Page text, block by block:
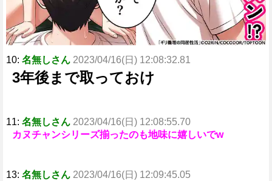
10: 名無しさん 2023/04/16(日) 12:08:32.81
3年後まで取っておけ
11: 名無しさん 2023/04/16(日) 12:08:55.70
カヌチャンシリーズ揃ったのも地味に嬉しいでw
13: 名無しさん 2023/04/16(日) 12:09:45.05